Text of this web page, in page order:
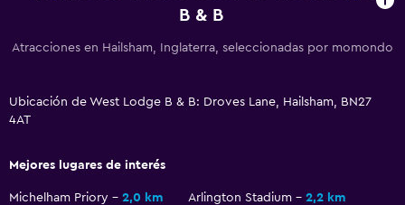
B & B
Atracciones en Hailsham, Inglaterra, seleccionadas por momondo
Ubicación de West Lodge B & B: Droves Lane, Hailsham, BN27
4AT
Mejores lugares de interés
Michelham Priory 2,0 km Arlington Stadium
2,2 km